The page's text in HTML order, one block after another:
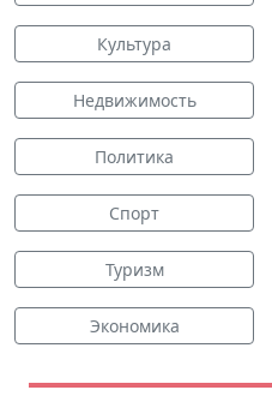
Культура
Недвижимость
Политика
Спорт
Туризм
Экономика